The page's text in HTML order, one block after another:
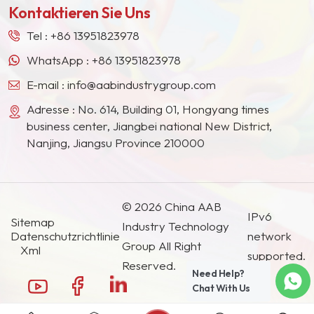
gute Größe. Einzigartige
nadelförmige chemische
physikalische Strukturen
(faserig).
Südostasien, Japan, Südkorea und anderen
Ländern und Regionen geworden.
Kontaktieren Sie Uns
Tel : +86 13951823978
WhatsApp : +86 13951823978
E-mail : info@aabindustrygroup.com
Adresse : No. 614, Building 01, Hongyang times
business center, Jiangbei national New District,
Nanjing, Jiangsu Province 210000
Sitemap
Datenschutzrichtlinie
Xml
© 2026 China AAB
Industry Technology
Group All Right
Reserved.
IPv6
network
supported.
Need Help?
Chat With Us